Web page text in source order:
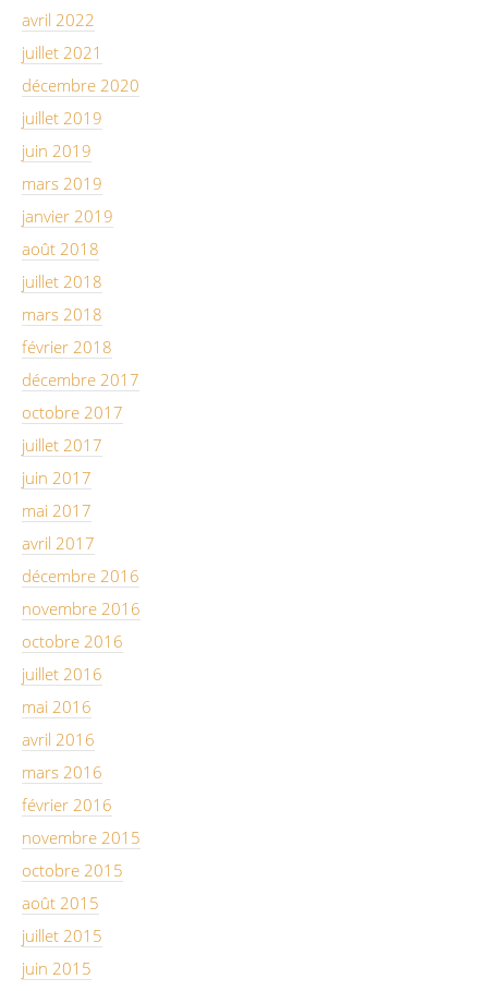
avril 2022
juillet 2021
décembre 2020
juillet 2019
juin 2019
mars 2019
janvier 2019
août 2018
juillet 2018
mars 2018
février 2018
décembre 2017
octobre 2017
juillet 2017
juin 2017
mai 2017
avril 2017
décembre 2016
novembre 2016
octobre 2016
juillet 2016
mai 2016
avril 2016
mars 2016
février 2016
novembre 2015
octobre 2015
août 2015
juillet 2015
juin 2015